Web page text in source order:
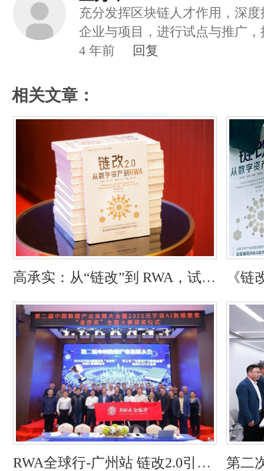
划建设数字中国的伟大愿景。
充分发挥区块链人才作用，深
企业与项目，进行试点与推广
体经济发展与应用落地的全国普
4 年前 回复
相关文章：
高承实：从“链改”到 RWA，试图
果——评《链改2.0：从数字资产
到 RWA》
《链
级
RWA全球行-广州站 链改2.0引领
第二